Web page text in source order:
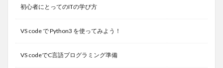
初心者にとってのITの学び方
VS code で Python3 を使ってみよう！
VS codeでC言語プログラミング準備